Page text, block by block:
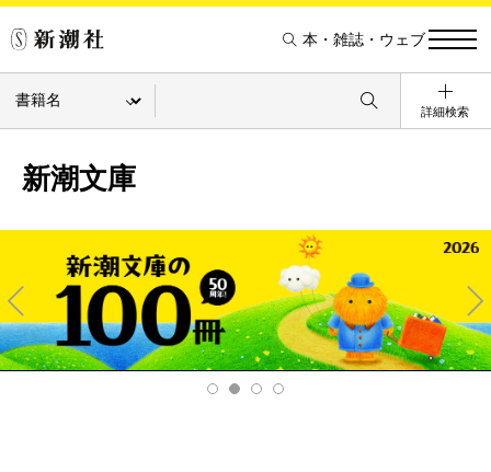
本・雑誌・ウェブ
詳細検索
新潮文庫
Pre
v
Ne
xt